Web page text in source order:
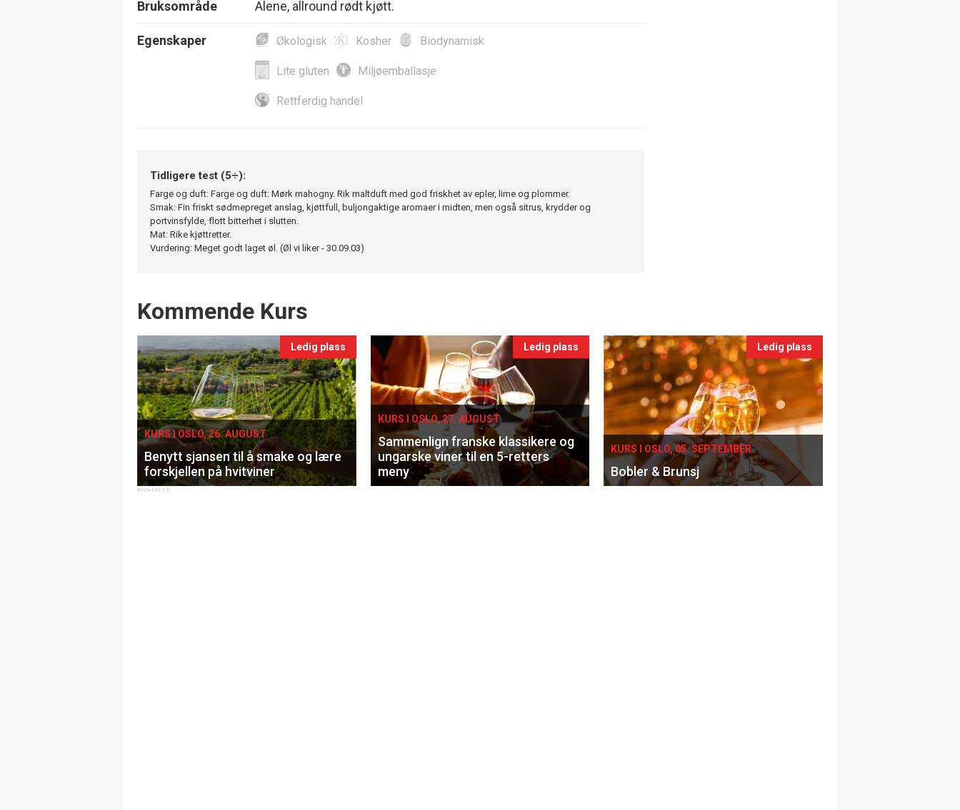
Bruksområde Alene, allround rødt kjøtt.
Egenskaper Økologisk Kosher Biodynamisk
Lite gluten Miljøemballasje
Rettferdig handel
Tidligere test (5÷):
Farge og duft: Farge og duft: Mørk mahogny. Rik maltduft med god friskhet av epler, lime og plommer.
Smak: Fin friskt sødmepreget anslag, kjøttfull, buljongaktige aromaer i midten, men også sitrus, krydder og
portvinsfylde, flott bitterhet i slutten.
Mat: Rike kjøttretter.
Vurdering: Meget godt laget øl. (Øl vi liker - 30.09.03)
Events
Kommende Kurs
Ledig plass
KURS I OSLO, 26. AUGUST
Benytt sjansen til å smake og lære
forskjellen på hvitviner
Ledig plass
KURS I OSLO, 27. AUGUST
Sammenlign franske klassikere og
ungarske viner til en 5-retters
meny
Ledig plass
KURS I OSLO, 05. SEPTEMBER
Bobler & Brunsj